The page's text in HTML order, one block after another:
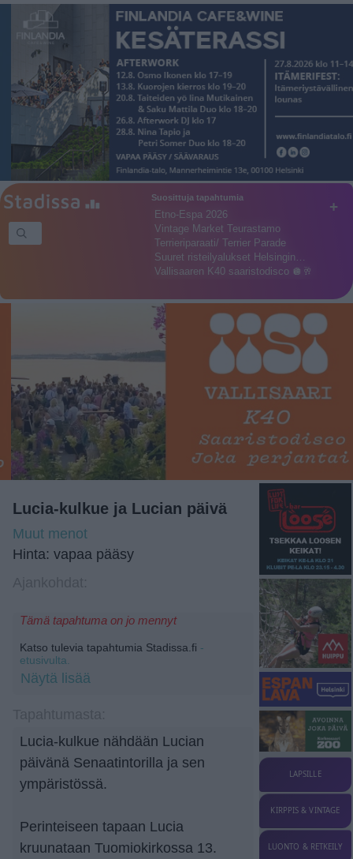
+
Suosittuja tapahtumia
Etno-Espa 2026
Vintage Market Teurastamo
Terrieriparaati/ Terrier Parade
Suuret risteilyalukset Helsingin…
Vallisaaren K40 saaristodisco 🪩🥂
Lucia-kulkue ja Lucian päivä
Muut menot
Hinta: vapaa pääsy
Tämä tapahtuma on jo mennyt
Katso tulevia tapahtumia Stadissa.fi -
etusivulta.
Näytä lisää
Lucia-kulkue nähdään Lucian
päivänä Senaatintorilla ja sen
ympäristössä.
Perinteiseen tapaan Lucia
kruunataan Tuomiokirkossa 13.
LAPSILLE
KIRPPIS & VINTAGE
LUONTO & RETKEILY